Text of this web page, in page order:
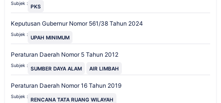
Subjek : PKS
Keputusan Gubernur Nomor 561/38 Tahun 2024
Subjek : UPAH MINIMUM
Peraturan Daerah Nomor 5 Tahun 2012
Subjek : SUMBER DAYA ALAM AIR LIMBAH
Peraturan Daerah Nomor 16 Tahun 2019
Subjek : RENCANA TATA RUANG WILAYAH